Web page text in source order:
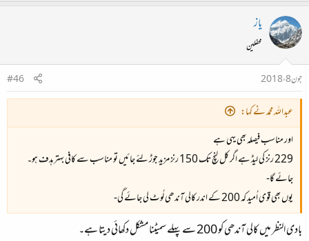
یاز
محفلین
جون 8، 2018
#46
عبداللہ محمد نے کہا:
اور مناسب فیصلہ بھی یہی ہے
229 رنز کی لیڈ ہے اگر کل لنچ تک 150 رنز مزید جوڑ لئے جائیں تو مناسب سے کافی بہتر ہدف ہو۔
جائے گا-
یوں بھی قوی اُمید کہ 200 کے اندر کالی آندھی لُوٹ لی جائے گی-
بادی النظر میں کالی آندھی کو 200 سے پہلے سمیٹنا مشکل دکھائی دیتا ہے۔